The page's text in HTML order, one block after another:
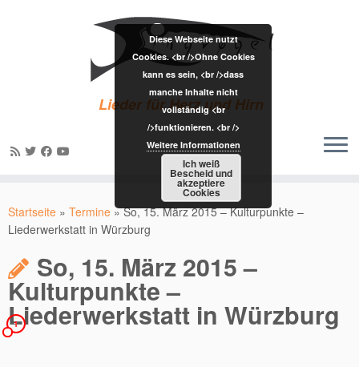
Inhalt
springen
Lieder für Herz und Hirn
Startseite » Termine » So, 15. März 2015 – Kulturpunkte –
Liederwerkstatt in Würzburg
So, 15. März 2015 –
Kulturpunkte –
Liederwerkstatt in Würzburg
1
Diese Webseite nutzt
Cookies. <br />Ohne Cookies
kann es sein, <br />dass
manche Inhalte nicht
vollständig <br
/>funktionieren. <br />
Weitere Informationen
Ich weiß
Bescheid und
akzeptiere
Cookies